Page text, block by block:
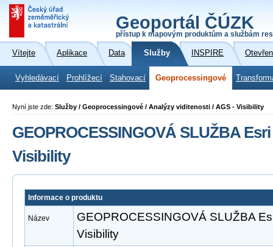
Geoportál ČÚZK
přístup k mapovým produktům a službám
Vítejte Aplikace Data Služby INSPIRE
Vyhledávací Prohlížecí Stahovací Geoprocessingové
Nyní jste zde: Služby / Geoprocessingové / Analýzy viditenosti / AGS - Visibility
GEOPROCESSINGOVÁ SLUŽBA
Visibility
Informace o produktu
Název
GEOPROCESSINGOVÁ SLUŽBA
Visibility